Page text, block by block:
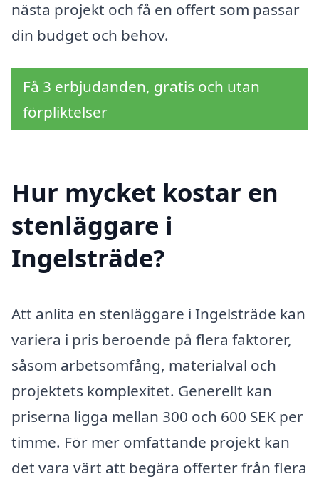
nästa projekt och få en offert som passar
din budget och behov.
Få 3 erbjudanden, gratis och utan
förpliktelser
Hur mycket kostar en
stenläggare i
Ingelsträde?
Att anlita en stenläggare i Ingelsträde kan
variera i pris beroende på flera faktorer,
såsom arbetsomfång, materialval och
projektets komplexitet. Generellt kan
priserna ligga mellan 300 och 600 SEK per
timme. För mer omfattande projekt kan
det vara värt att begära offerter från flera